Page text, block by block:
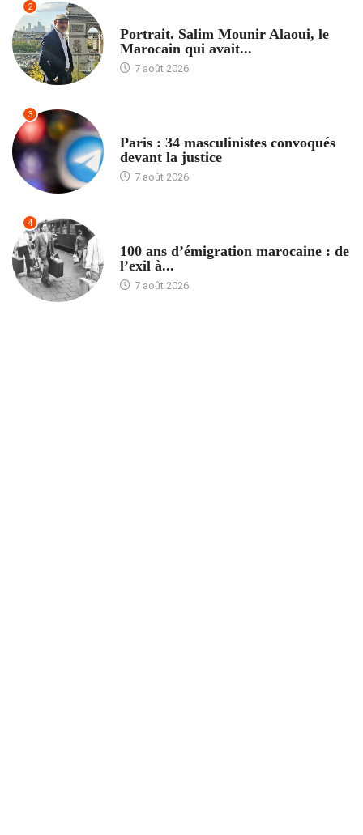
2
Portrait. Salim Mounir Alaoui, le
Marocain qui avait...
7 août 2026
3
Paris : 34 masculinistes convoqués
devant la justice
7 août 2026
4
100 ans d’émigration marocaine : de
l’exil à...
7 août 2026